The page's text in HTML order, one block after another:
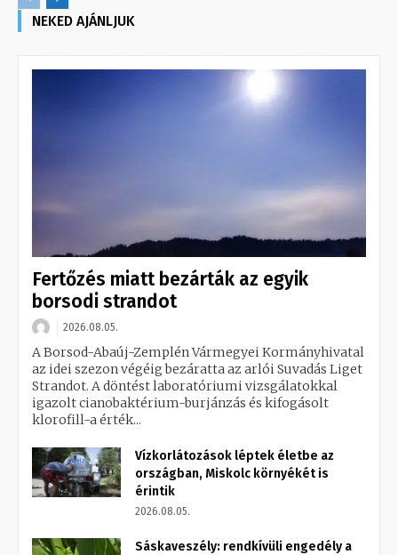
NEKED AJÁNLJUK
Fertőzés miatt bezárták az egyik
borsodi strandot
2026.08.05.
A Borsod-Abaúj-Zemplén Vármegyei Kormányhivatal
az idei szezon végéig bezáratta az arlói Suvadás Liget
Strandot. A döntést laboratóriumi vizsgálatokkal
igazolt cianobaktérium-burjánzás és kifogásolt
klorofill-a érték...
Vízkorlátozások léptek életbe az
országban, Miskolc környékét is
érintik
2026.08.05.
Sáskaveszély: rendkívüli engedély a